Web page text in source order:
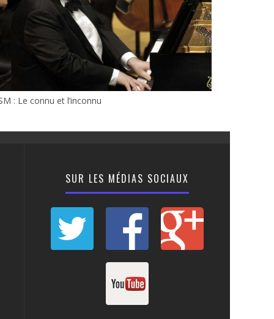
: Le connu et l’inconnu
SUR LES MÉDIAS SOCIAUX